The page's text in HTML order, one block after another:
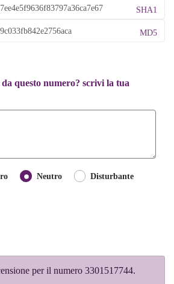
SHA1
MD5
questo numero? scrivi la tua
Neutro Disturbante
per il numero 3301517744.